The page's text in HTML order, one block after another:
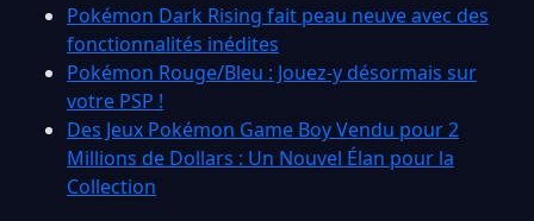
Pokémon Dark Rising fait peau neuve avec des
fonctionnalités inédites
Pokémon Rouge/Bleu : Jouez-y désormais sur
votre PSP !
Des Jeux Pokémon Game Boy Vendu pour 2
Millions de Dollars : Un Nouvel Élan pour la
Collection